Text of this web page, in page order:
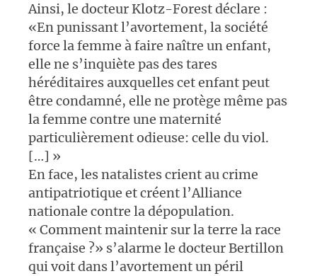
Ainsi, le docteur Klotz-Forest déclare :
«En punissant l’avortement, la société
force la femme à faire naître un enfant,
elle ne s’inquiète pas des tares
héréditaires auxquelles cet enfant peut
être condamné, elle ne protège même pas
la femme contre une maternité
particulièrement odieuse: celle du viol.
[…] »
En face, les natalistes crient au crime
antipatriotique et créent l’Alliance
nationale contre la dépopulation.
« Comment maintenir sur la terre la race
française ?» s’alarme le docteur Bertillon
qui voit dans l’avortement un péril